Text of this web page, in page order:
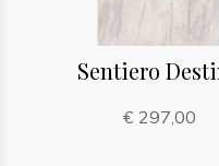
Sentiero
€ 297,00